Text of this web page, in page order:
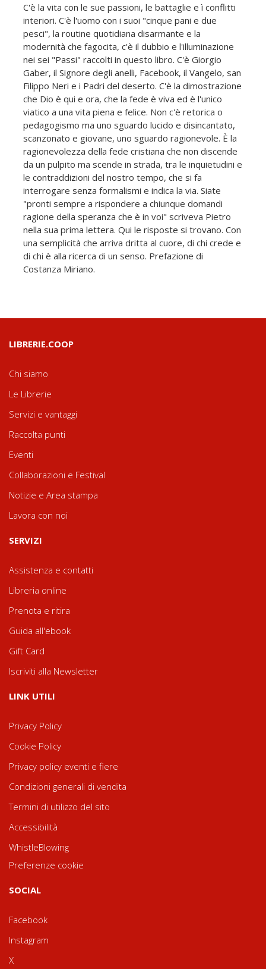
C'è la vita con le sue passioni, le battaglie e ì conflitti
interiori. C'è l'uomo con i suoi "cinque pani e due
pesci", la routine quotidiana disarmante e la
modernità che fagocita, c'è il dubbio e l'illuminazione
nei sei "Passi" raccolti in questo libro. C'è Giorgio
Gaber, il Signore degli anelli, Facebook, il Vangelo, san
Filippo Neri e i Padri del deserto. C'è la dimostrazione
che Dio è qui e ora, che la fede è viva ed è l'unico
viatico a una vita piena e felice. Non c'è retorica o
pedagogismo ma uno sguardo lucido e disincantato,
scanzonato e giovane, uno sguardo ragionevole. È la
ragionevolezza della fede cristiana che non discende
da un pulpito ma scende in strada, tra le inquietudini e
le contraddizioni del nostro tempo, che si fa
interrogare senza formalismi e indica la via. Siate
"pronti sempre a rispondere a chiunque domandi
ragione della speranza che è in voi" scriveva Pietro
nella sua prima lettera. Qui le risposte si trovano. Con
una semplicità che arriva dritta al cuore, di chi crede e
di chi è alla ricerca di un senso. Prefazione di
Costanza Miriano.
LIBRERIE.COOP
Chi siamo
Le Librerie
Servizi e vantaggi
Raccolta punti
Eventi
Collaborazioni e Festival
Notizie e Area stampa
Lavora con noi
SERVIZI
Assistenza e contatti
Libreria online
Prenota e ritira
Guida all'ebook
Gift Card
Iscriviti alla Newsletter
LINK UTILI
Privacy Policy
Cookie Policy
Privacy policy eventi e fiere
Condizioni generali di vendita
Termini di utilizzo del sito
Accessibilità
WhistleBlowing
Preferenze cookie
SOCIAL
Facebook
Instagram
X